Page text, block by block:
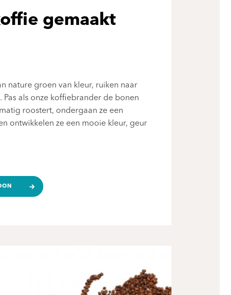
gemaakt
nature groen van kleur, ruiken naar
Pas als onze koffiebrander de bonen
roostert, ondergaan ze een
ontwikkelen ze een mooie kleur, geur